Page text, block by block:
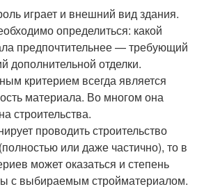
играет и внешний вид здания.
определиться: какой
предпочтительнее — требующий
дополнительной отделки.
критерием всегда является
материала. Во многом она
строительства.
проводить строительство
или даже частично), то в
может оказаться и степень
с выбираемым стройматериалом.